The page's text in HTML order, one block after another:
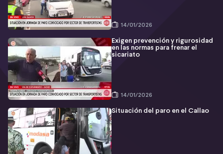
14/01/2026
Exigen prevención y rigurosidad
en las normas para frenar el
sicariato
14/01/2026
Situación del paro en el Callao